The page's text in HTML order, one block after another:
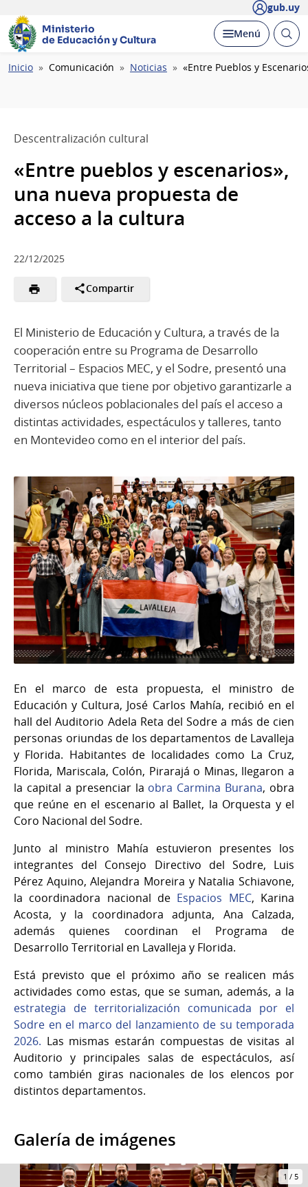
gub.uy
Ministerio
de Educación y Cultura
Desplegar
Menú Abrir
Ruta
Inicio Comunicación Noticias «Entre Pueblos y
Descentralización cultural
«Entre pueblos y escenarios»,
una nueva propuesta de
acceso a la cultura
22/12/2025
Compartir
El Ministerio de Educación y Cultura, a través de la
cooperación entre su Programa de Desarrollo
Territorial – Espacios MEC, y el Sodre, presentó una
nueva iniciativa que tiene por objetivo garantizarle a
diversos núcleos poblacionales del país el acceso a
distintas actividades, espectáculos y talleres, tanto
en Montevideo como en el interior del país.
En el marco de esta propuesta, el ministro de
Educación y Cultura, José Carlos Mahía, recibió en el
hall del Auditorio Adela Reta del Sodre a más de cien
personas oriundas de los departamentos de Lavalleja
y Florida. Habitantes de localidades como La Cruz,
Florida, Mariscala, Colón, Pirarajá o Minas, llegaron a
la capital a presenciar la obra Carmina Burana, obra
que reúne en el escenario al Ballet, la Orquesta y el
Coro Nacional del Sodre.
Junto al ministro Mahía estuvieron presentes los
integrantes del Consejo Directivo del Sodre, Luis
Pérez Aquino, Alejandra Moreira y Natalia Schiavone,
la coordinadora nacional de Espacios MEC, Karina
Acosta, y la coordinadora adjunta, Ana Calzada,
además quienes coordinan el Programa de
Desarrollo Territorial en Lavalleja y Florida.
Está previsto que el próximo año se realicen más
actividades como estas, que se suman, además, a la
estrategia de territorialización comunicada por el
Sodre en el marco del lanzamiento de su temporada
2026. Las mismas estarán compuestas de visitas al
Auditorio y principales salas de espectáculos, así
como también giras nacionales de los elencos por
distintos departamentos.
Galería de imágenes
1 / 5